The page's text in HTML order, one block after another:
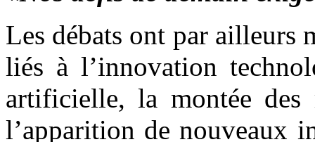
Les débats ont par ailleurs
liés à l’innovation
artificielle, la montée des
l’apparition de nouveaux